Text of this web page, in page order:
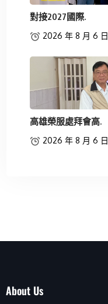
對接2027國際.
2026 年 8 月 6 日
高雄榮服處拜會高.
2026 年 8 月 6 日
About Us